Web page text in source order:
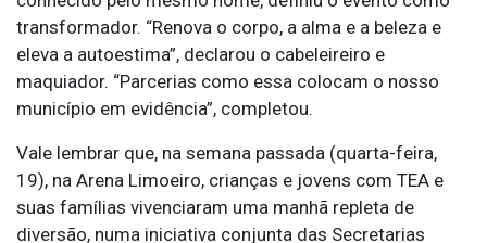
transformador. “Renova o corpo, a alma e a beleza e
eleva a autoestima”, declarou o cabeleireiro e
maquiador. “Parcerias como essa colocam o nosso
município em evidência”, completou.
Vale lembrar que, na semana passada (quarta-feira,
19), na Arena Limoeiro, crianças e jovens com TEA e
suas famílias vivenciaram uma manhã repleta de
diversão, numa iniciativa conjunta das Secretarias